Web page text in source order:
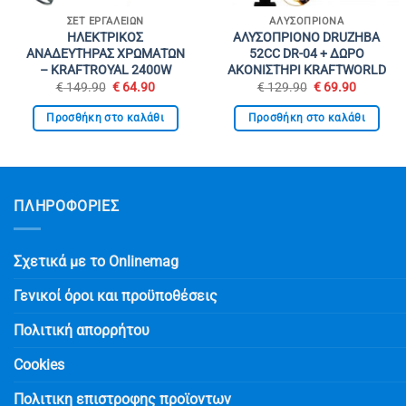
ΣΕΤ ΕΡΓΑΛΕΊΩΝ
ΗΛΕΚΤΡΙΚΟΣ
ΑΝΑΔΕΥΤΗΡΑΣ ΧΡΩΜΑΤΩΝ
– KRAFTROYAL 2400W
€149.90 Original
was:
€ 149.90.
€64.90Η
τιμή
είναι:
Προσθήκη στο καλάθι
ΑΛΥΣΟΠΡΊΟΝΑ
ΑΛΥΣΟΠΡΙΟΝΟ DRUZHBA
52CC DR-04 + ΔΩΡΟ
ΑΚΟΝΙΣΤΗΡΙ KRAFTWORLD
€129.90 Original
was:
€ 129.90.
€ 69.90Η
τιμή
είναι:
Προσθήκη στο καλάθι
ΠΛΗΡΟΦΟΡΙΕΣ
Σχετικά με το Onlinemag
Γενικοί όροι και προϋποθέσεις
Πολιτική απορρήτου
Cookies
Πολιτικη επιστροφης προϊοντων